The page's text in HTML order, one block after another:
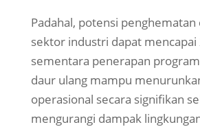
Padahal, potensi penghematan
sektor industri dapat mencapai
sementara penerapan
daur ulang mampu
operasional secara signifikan
mengurangi dampak